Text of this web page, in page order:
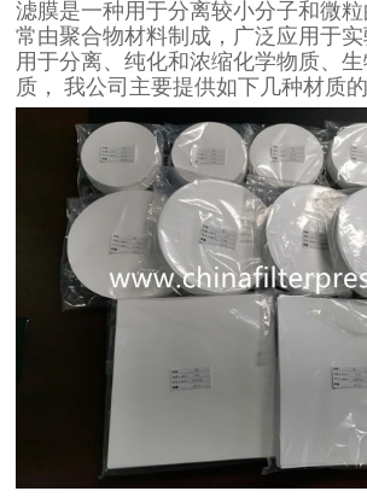
滤膜是一种用于分离较小分子和微
常由聚合物材料制成，广泛应用于实
用于分离、纯化和浓缩化学物质、
质， 我公司主要提供如下几种材质的